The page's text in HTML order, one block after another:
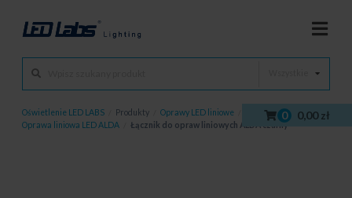
0 0,00 zł
Oświetlenie LED LABS Produkty Oprawy LED liniowe
Oprawa liniowa LED ALDA
Łącznik do opraw liniowych ALDA czarny